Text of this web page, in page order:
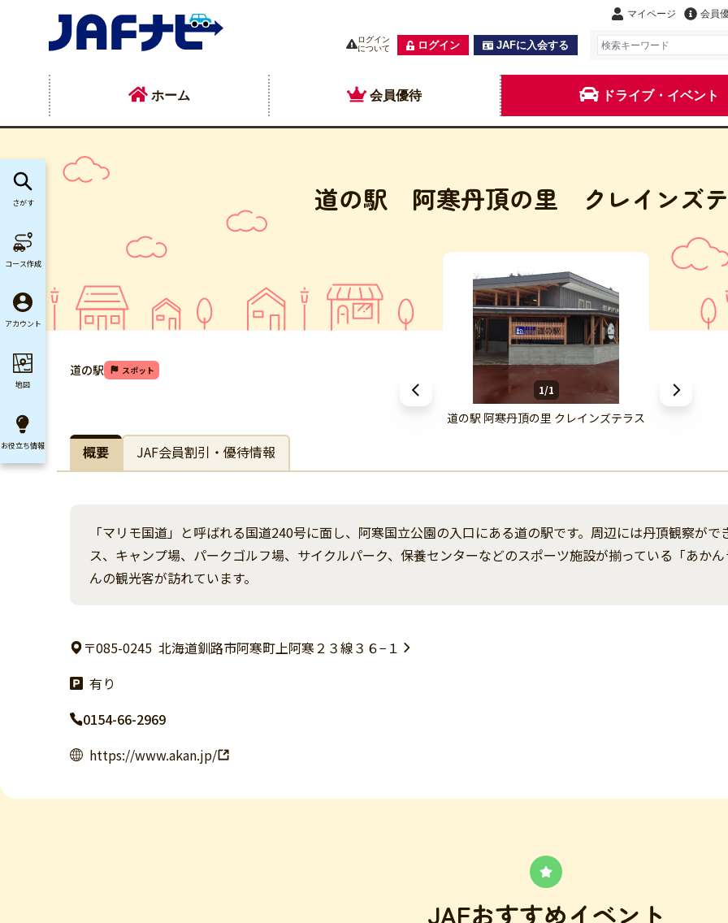
マイページ 会員
ログイン
について
ログイン JAFに入会する
ホーム 会員優待 ドライブ・イベント
道の駅 阿寒丹頂の里 クレインズ
1/1
道の駅 阿寒丹頂の里 クレインズテラス
道の駅 スポット
概要 JAF会員割引・優待情報
「マリモ国道」と呼ばれる国道240号に面し、阿寒国立公園の入口にある道の駅です。周辺には丹頂観察が
ス、キャンプ場、パークゴルフ場、サイクルパーク、保養センターなどのスポーツ施設が揃っている「あか
んの観光客が訪れています。
〒085-0245 北海道釧路市阿寒町上阿寒２３線３６−１
有り
0154-66-2969
https://www.akan.jp/
JAFおすすめイベント
さがす
コース作成
アカウント
地図
お役立ち情報